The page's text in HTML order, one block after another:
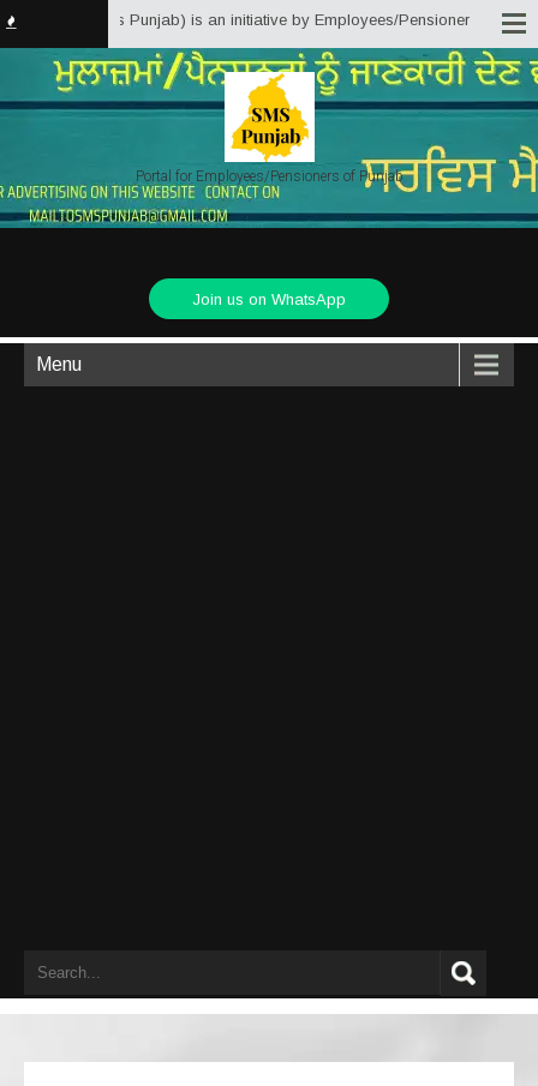
Solutions Punjab) is an initiative by Employees/Pensioners of
Portal for Employees/Pensioners of Punjab
Join us on WhatsApp
Menu